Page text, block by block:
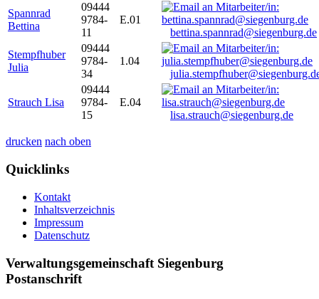
Spannrad
Bettina
09444
9784-
11
E.01
bettina.spannrad@siegenburg.de
Stempfhuber
Julia
09444
9784-
34
1.04
Strauch Lisa
09444
9784-
15
E.04
lisa.strauch@siegenburg.de
drucken nach oben
Quicklinks
Kontakt
Inhaltsverzeichnis
Impressum
Datenschutz
Verwaltungsgemeinschaft Siegenburg
Postanschrift